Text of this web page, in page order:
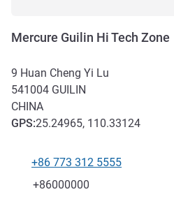
Mercure Guilin Hi Tech Zone
9 Huan Cheng Yi Lu
541004 GUILIN
CHINA
GPS:25.24965, 110.33124
Teléfono
+86 773 312 5555
Fax
+86000000